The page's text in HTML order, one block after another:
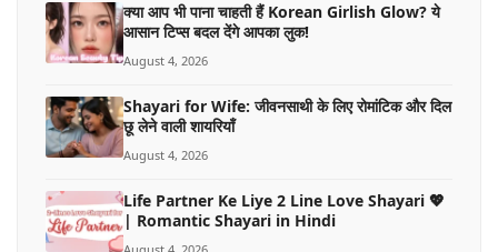
क्या आप भी पाना चाहती हैं Korean Girlish Glow? ये
आसान टिप्स बदल देंगे आपका लुक!
August 4, 2026
Shayari for Wife: जीवनसाथी के लिए रोमांटिक और दिल
छू लेने वाली शायरियाँ
August 4, 2026
Life Partner Ke Liye 2 Line Love Shayari 💖
| Romantic Shayari in Hindi